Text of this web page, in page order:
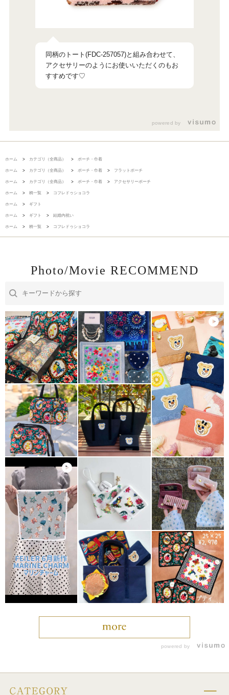
同柄のトート(FDC-257057)と組み合わせて、
アクセサリーのようにお使いいただくのもお
すすめです♡
powered by
ホーム > カテゴリ（全商品） > ポーチ・巾着
ホーム > カテゴリ（全商品） > ポーチ・巾着 > フラットポーチ
ホーム > カテゴリ（全商品） > ポーチ・巾着 > アクセサリーポーチ
ホーム > 柄一覧 > コフレドゥショコラ
ホーム > ギフト
ホーム > ギフト > 結婚内祝い
ホーム > 柄一覧 > コフレドゥショコラ
Photo/Movie RECOMMEND
powered by